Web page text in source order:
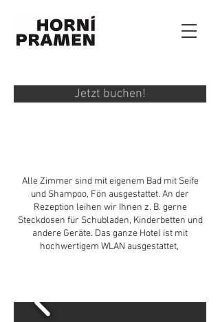
Jetzt buchen!
Alle Zimmer sind mit eigenem Bad mit Seife
und Shampoo, Fön ausgestattet. An der
Rezeption leihen wir Ihnen z. B. gerne
Steckdosen für Schubladen, Kinderbetten und
andere Geräte. Das ganze Hotel ist mit
hochwertigem WLAN ausgestattet,